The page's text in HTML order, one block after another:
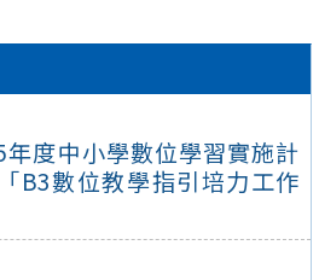
度中小學數位學習實施計
B3數位教學指引培力工作